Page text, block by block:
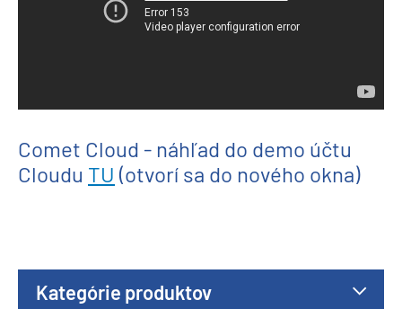
Kategórie produktov
Comet Cloud - náhľad do demo účtu
Cloudu TU (otvorí sa do nového okna)